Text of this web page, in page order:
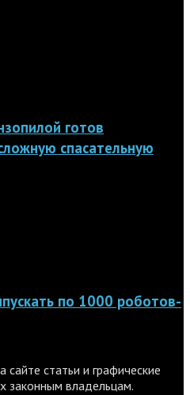
готов
спасательную
по 1000 роботов-
статьи и графические
законным владельцам.